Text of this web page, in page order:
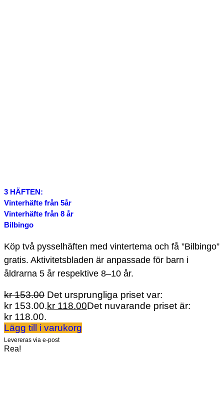
3 HÄFTEN:
Vinterhäfte från 5år
Vinterhäfte från 8 år
Bilbingo
Köp två pysselhäften med vintertema och få ”Bilbingo”
gratis. Aktivitetsbladen är anpassade för barn i
åldrarna 5 år respektive 8–10 år.
kr153.00 Det ursprungliga priset var:
kr 153.00.kr 118.00Det nuvarande priset är:
kr 118.00.
Lägg till i varukorg
Levereras via e-post
Rea!